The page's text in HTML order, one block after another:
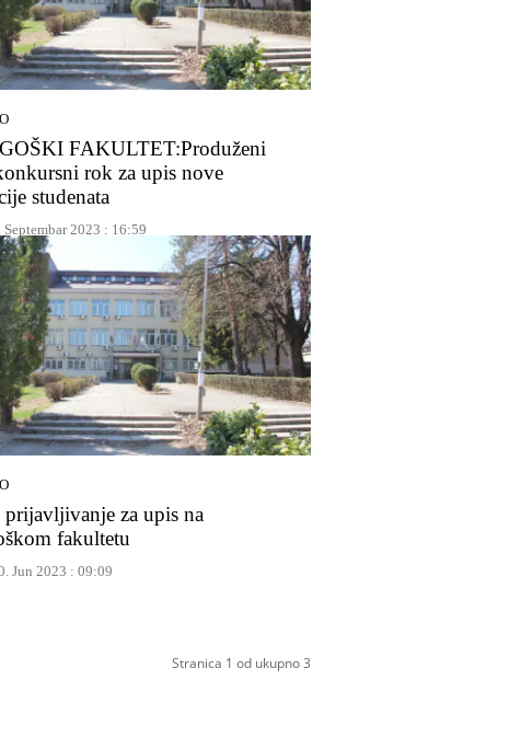
FAKULTET:Produženi
rok za upis nove
studenata
Septembar 2023 : 16:59
prijavljivanje za upis na
fakultetu
Jun 2023 : 09:09
Stranica 1 od ukupno 3